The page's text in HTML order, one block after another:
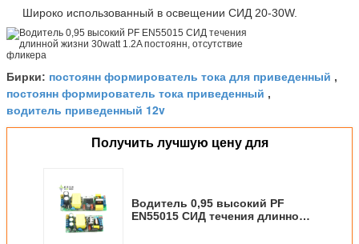
Широко использованный в освещении СИД 20-30W.
Бирки: постоянн формирователь тока для приведенный ,
постоянн формирователь тока приведенный ,
водитель приведенный 12v
Получить лучшую цену для
Водитель 0,95 высокий PF
EN55015 СИД течения длинной